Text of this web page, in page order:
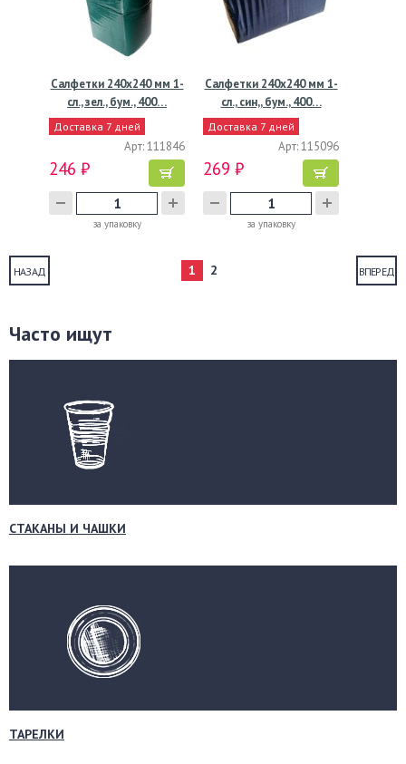
Салфетки 240х240 мм 1-
сл., зел., бум., 400…
Доставка 7 дней
Арт: 111846
246 ₽
за упаковку
Салфетки 240х240 мм 1-
сл., син,, бум., 400…
Доставка 7 дней
Арт: 115096
269 ₽
за упаковку
НАЗАД ВПЕРЕД
1 2
Часто ищут
СТАКАНЫ И ЧАШКИ
ТАРЕЛКИ